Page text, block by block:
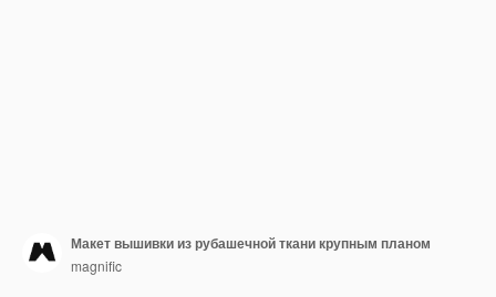
Макет вышивки из рубашечной ткани крупным планом
magnific